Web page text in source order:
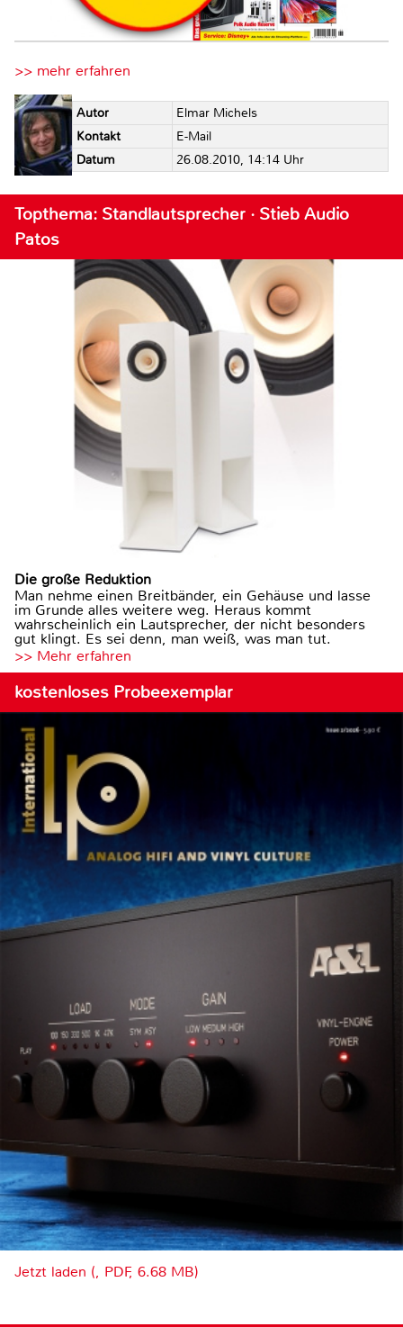
>> mehr erfahren
Autor
Elmar Michels
Kontakt
E-Mail
Datum
26.08.2010, 14:14 Uhr
Topthema: Standlautsprecher · Stieb Audio
Patos
Die große Reduktion
Man nehme einen Breitbänder, ein Gehäuse und lasse
im Grunde alles weitere weg. Heraus kommt
wahrscheinlich ein Lautsprecher, der nicht besonders
gut klingt. Es sei denn, man weiß, was man tut.
>> Mehr erfahren
kostenloses Probeexemplar
Jetzt laden (, PDF, 6.68 MB)